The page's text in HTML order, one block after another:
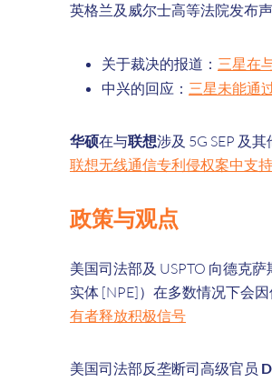
英格兰及威尔士高等法院发布
关于裁决的报道： 三星在
中兴的回应： 三星未能通
华硕在与联想涉及 5G SEP 及
联想无线通信专利侵权案中支
政策与观点
美国司法部及 USPTO 向德克
实体 [NPE]）在多数情况下会
有者释放积极信号
美国司法部反垄断司高级官员